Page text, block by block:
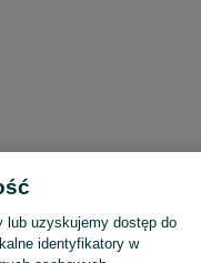
uzyskujemy dostęp do
identyfikatory w